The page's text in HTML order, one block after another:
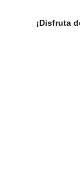
¡Disfruta